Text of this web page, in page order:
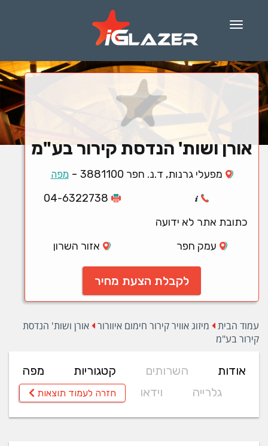
Menu
אורן ושות' הנדסת קירור בע"מ
מפעלי גרנות, ד.נ. חפר 3881100 -מפה
04-6322738
כתובת אתר לא ידועה
עמק חפר
אזור השרון
לקבלת הצעת מחיר
עמוד הבית מיזוג אוויר קירור חימום איוורור
אורן ושות' הנדסת
קירור בע"מ
אודות השרותים קטגוריות
מפה
גלרייה
וידאו חזרה לעמוד תוצאות